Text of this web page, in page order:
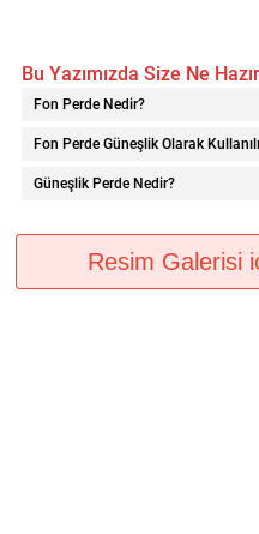
Bu Yazımızda Size Ne
Fon Perde Nedir?
Fon Perde Güneşlik Olarak
Güneşlik Perde Nedir?
Resim Galerisi